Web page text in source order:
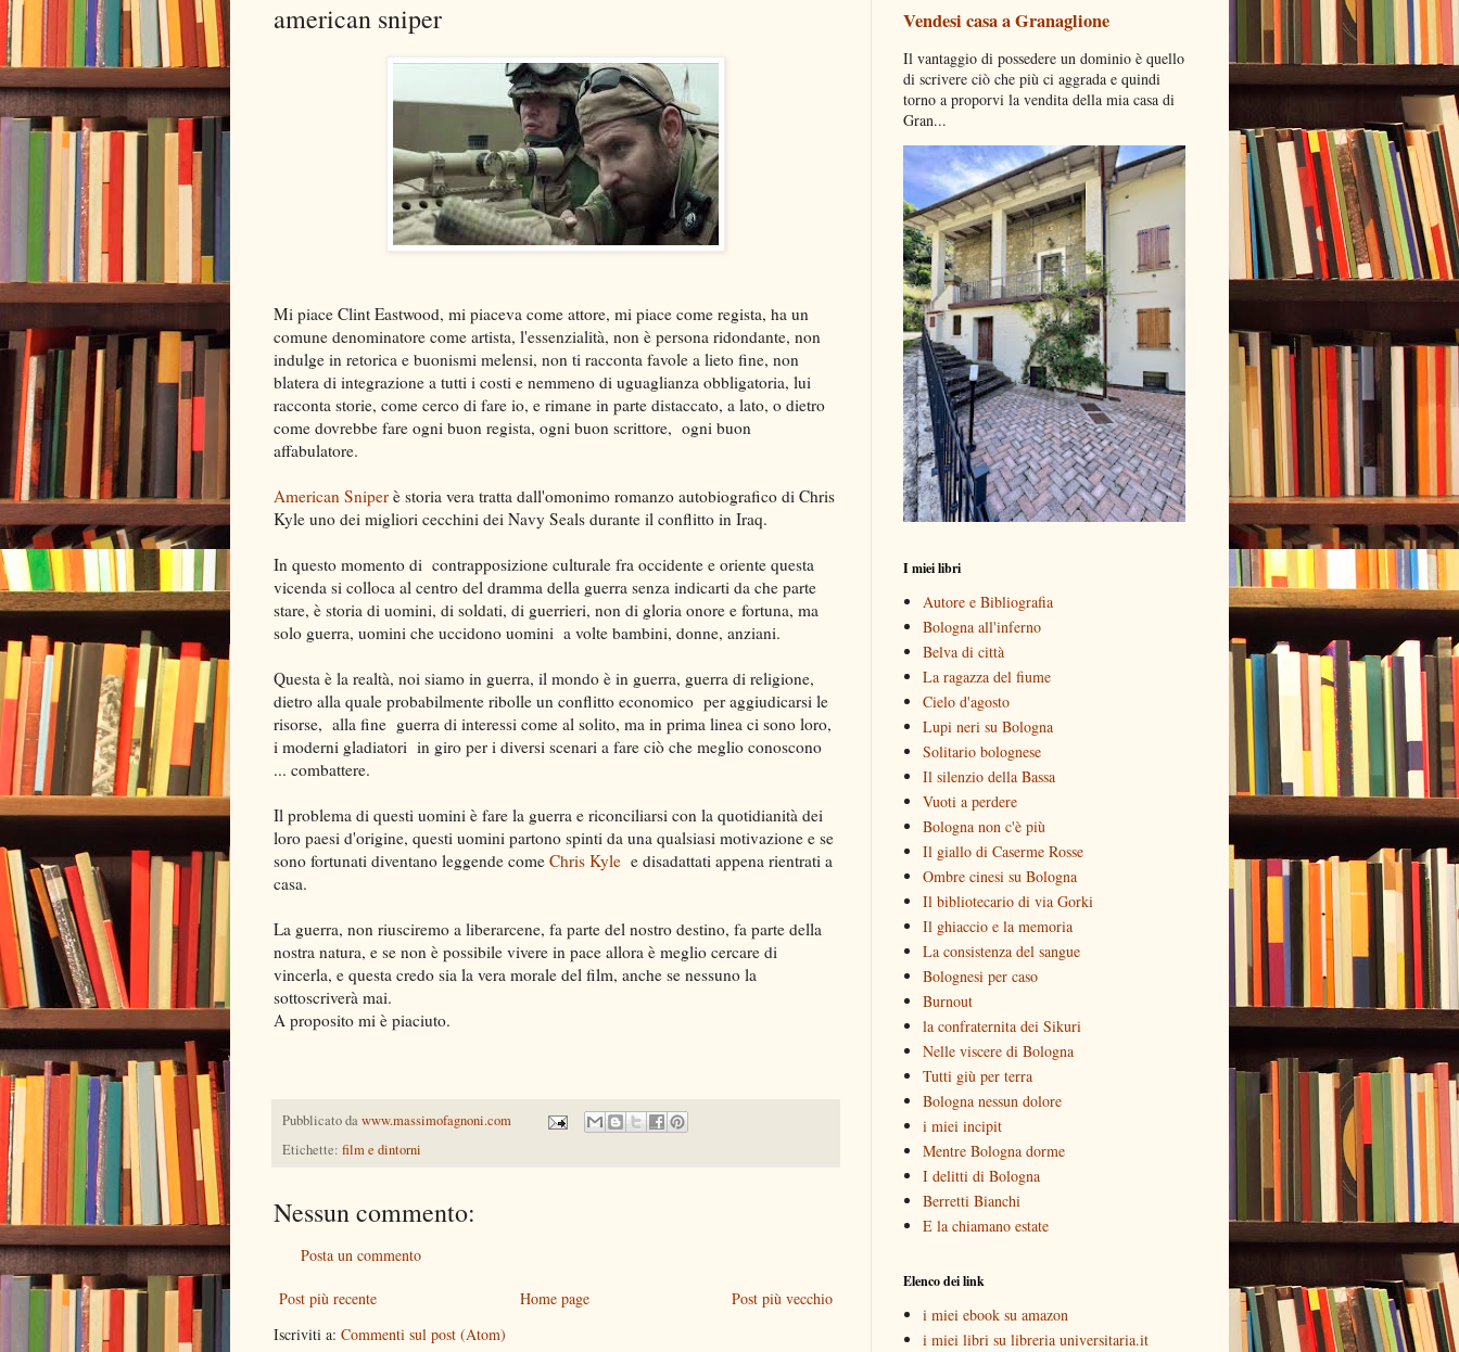
american sniper
Mi piace Clint Eastwood, mi piaceva come attore, mi piace come regista, ha un
comune denominatore come artista, l'essenzialità, non è persona ridondante, non
indulge in retorica e buonismi melensi, non ti racconta favole a lieto fine, non
blatera di integrazione a tutti i costi e nemmeno di uguaglianza obbligatoria, lui
racconta storie, come cerco di fare io, e rimane in parte distaccato, a lato, o dietro
come dovrebbe fare ogni buon regista, ogni buon scrittore, ogni buon
affabulatore.
American Sniper è storia vera tratta dall'omonimo romanzo autobiografico di Chris
Kyle uno dei migliori cecchini dei Navy Seals durante il conflitto in Iraq.
In questo momento di contrapposizione culturale fra occidente e oriente questa
vicenda si colloca al centro del dramma della guerra senza indicarti da che parte
stare, è storia di uomini, di soldati, di guerrieri, non di gloria onore e fortuna, ma
solo guerra, uomini che uccidono uomini a volte bambini, donne, anziani.
Questa è la realtà, noi siamo in guerra, il mondo è in guerra, guerra di religione,
dietro alla quale probabilmente ribolle un conflitto economico per aggiudicarsi le
risorse, alla fine guerra di interessi come al solito, ma in prima linea ci sono loro,
i moderni gladiatori in giro per i diversi scenari a fare ciò che meglio conoscono
... combattere.
Il problema di questi uomini è fare la guerra e riconciliarsi con la quotidianità dei
loro paesi d'origine, questi uomini partono spinti da una qualsiasi motivazione e se
sono fortunati diventano leggende come Chris Kyle e disadattati appena rientrati a
casa.
La guerra, non riusciremo a liberarcene, fa parte del nostro destino, fa parte della
nostra natura, e se non è possibile vivere in pace allora è meglio cercare di
vincerla, e questa credo sia la vera morale del film, anche se nessuno la
sottoscriverà mai.
A proposito mi è piaciuto.
Pubblicato dawww.massimofagnoni.com
Etichette: film e dintorni
Nessun commento:
Posta un commento
Post più recente Post più vecchio
Home page
Iscriviti a: Commenti sul post (Atom)
Vendesi casa a Granaglione
Il vantaggio di possedere un dominio è quello
di scrivere ciò che più ci aggrada e quindi
torno a proporvi la vendita della mia casa di
Gran...
I miei libri
Autore e Bibliografia
Bologna all'inferno
Belva di città
La ragazza del fiume
Cielo d'agosto
Lupi neri su Bologna
Solitario bolognese
Il silenzio della Bassa
Vuoti a perdere
Bologna non c'è più
Il giallo di Caserme Rosse
Ombre cinesi su Bologna
Il bibliotecario di via Gorki
Il ghiaccio e la memoria
La consistenza del sangue
Bolognesi per caso
Burnout
la confraternita dei Sikuri
Nelle viscere di Bologna
Tutti giù per terra
Bologna nessun dolore
i miei incipit
Mentre Bologna dorme
I delitti di Bologna
Berretti Bianchi
E la chiamano estate
Elenco dei link
i miei ebook su amazon
i miei libri su libreria universitaria.it